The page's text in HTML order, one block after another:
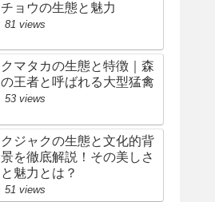
チョウの生態と魅力
81 views
クマタカの生態と特徴｜森
の王者と呼ばれる大型猛禽
53 views
クジャクの生態と文化的背
景を徹底解説！その美しさ
と魅力とは？
51 views